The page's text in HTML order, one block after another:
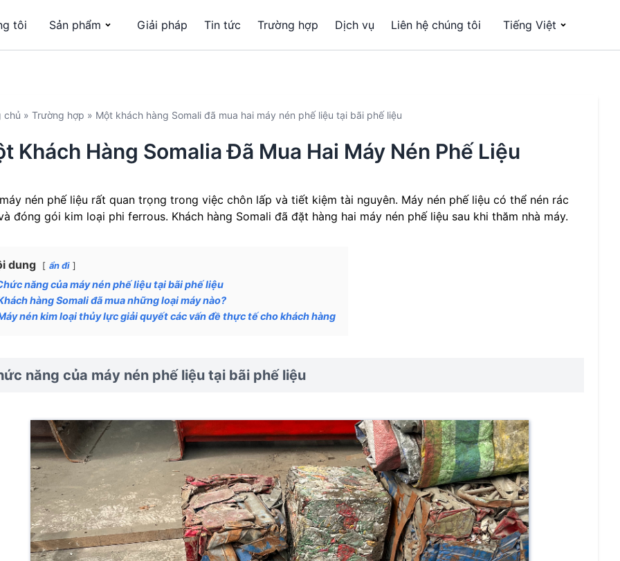
tôi Sản phẩm Giải pháp Tin tức Trường hợp Dịch vụ Liên hệ chúng tôi Tiếng Việt
chủ » Trường hợp » Một khách hàng Somali đã mua hai máy nén phế liệu tại bãi phế liệu
Khách Hàng Somalia Đã Mua Hai Máy Nén Phế Liệu
nén phế liệu rất quan trọng trong việc chôn lấp và tiết kiệm tài nguyên. Máy nén phế liệu có thể nén rác
đóng gói kim loại phi ferrous. Khách hàng Somali đã đặt hàng hai máy nén phế liệu sau khi thăm nhà máy.
dung ẩn đi
năng của máy nén phế liệu tại bãi phế liệu
hàng Somali đã mua những loại máy nào?
nén kim loại thủy lực giải quyết các vấn đề thực tế cho khách hàng
năng của máy nén phế liệu tại bãi phế liệu